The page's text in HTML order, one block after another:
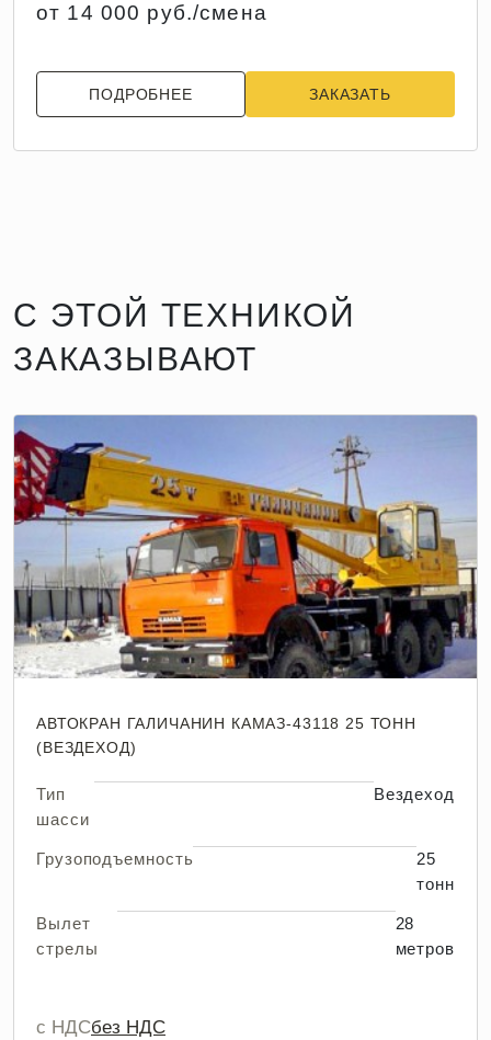
от 14 000 руб./смена
ПОДРОБНЕЕ ЗАКАЗАТЬ
С ЭТОЙ ТЕХНИКОЙ
ЗАКАЗЫВАЮТ
АВТОКРАН ГАЛИЧАНИН КАМАЗ-43118 25 ТОНН
(ВЕЗДЕХОД)
Тип
шасси
Вездеход
Грузоподъемность
25
тонн
Вылет
стрелы
28
метров
с НДСбез НДС